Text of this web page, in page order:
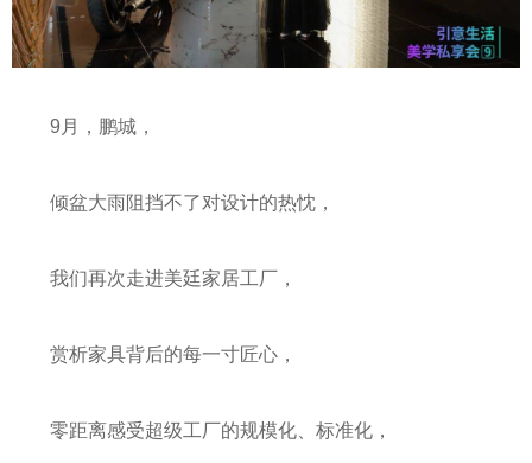
9月，鹏城，
倾盆大雨阻挡不了对设计的热忱，
我们再次走进美廷家居工厂，
赏析家具背后的每一寸匠心，
零距离感受超级工厂的规模化、标准化，